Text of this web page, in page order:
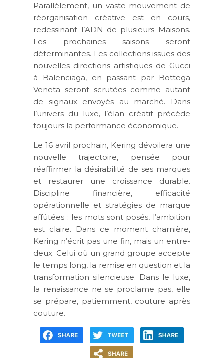
Parallèlement, un vaste mouvement de
réorganisation créative est en cours,
redessinant l’ADN de plusieurs Maisons.
Les prochaines saisons seront
déterminantes. Les collections issues des
nouvelles directions artistiques de Gucci
à Balenciaga, en passant par Bottega
Veneta seront scrutées comme autant
de signaux envoyés au marché. Dans
l’univers du luxe, l’élan créatif précède
toujours la performance économique.
Le 16 avril prochain, Kering dévoilera une
nouvelle trajectoire, pensée pour
réaffirmer la désirabilité de ses marques
et restaurer une croissance durable.
Discipline financière, efficacité
opérationnelle et stratégies de marque
affûtées : les mots sont posés, l’ambition
est claire. Dans ce moment charnière,
Kering n’écrit pas une fin, mais un entre-
deux. Celui où un grand groupe accepte
le temps long, la remise en question et la
transformation silencieuse. Dans le luxe,
la renaissance ne se proclame pas, elle
se prépare, patiemment, couture après
couture.